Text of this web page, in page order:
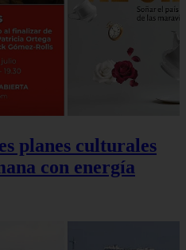
planes culturales
con energía